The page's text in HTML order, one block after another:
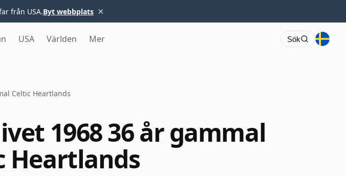
från USA.Byt webbplats ×
USA Världen Mer Sök
Celtic Heartlands
1968 36 år gammal
Heartlands